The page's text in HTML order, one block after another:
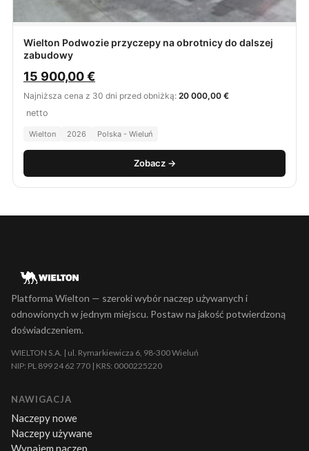
Wielton Podwozie przyczepy na obrotnicy do dalszej
zabudowy
15 900,00€
Najniższa cena z 30 dni przed obniżką: 20 000,00 €
netto
Wielton 2026 Polska - Wieluń
Zobacz →
Platforma Wielton — szeroki wybór naczep używanych i
odnowionych w jednym miejscu. Postaw na jakość potwierdzoną
doświadczeniem.
WIELTON S.A. | ul. Rymarkiewicza 6, 98-300 Wieluń
NIP: PL 899 24 62 770 | KRS: 0000225220
NAWIGACJA
Naczepy nowe
Naczepy używane
Wynajem naczep